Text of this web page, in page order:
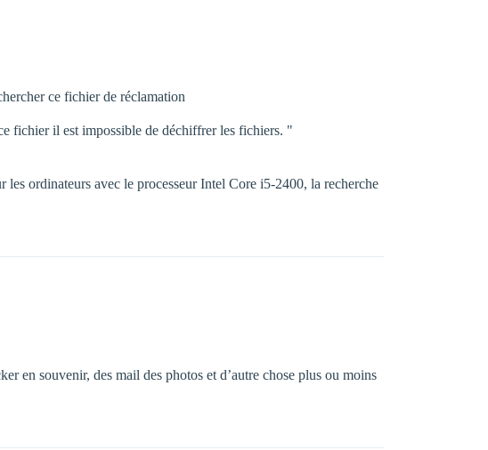
ce fichier de réclamation
fichier il est impossible de déchiffrer les fichiers. "
ordinateurs avec le processeur Intel Core i5-2400, la recherche
en souvenir, des mail des photos et d’autre chose plus ou moins